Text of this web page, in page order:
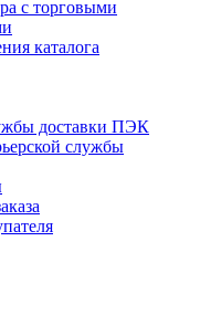
с торговыми
каталога
доставки ПЭК
службы